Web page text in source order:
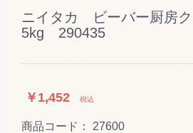
ニイタカ ビーバー厨房
5kg 290435
￥1,452 税込
商品コード： 27600